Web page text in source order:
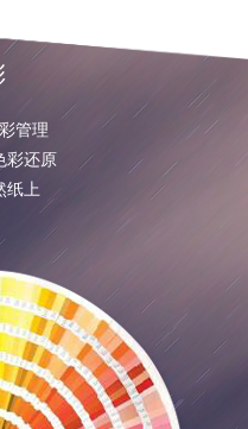
管理
彩还原
纸上